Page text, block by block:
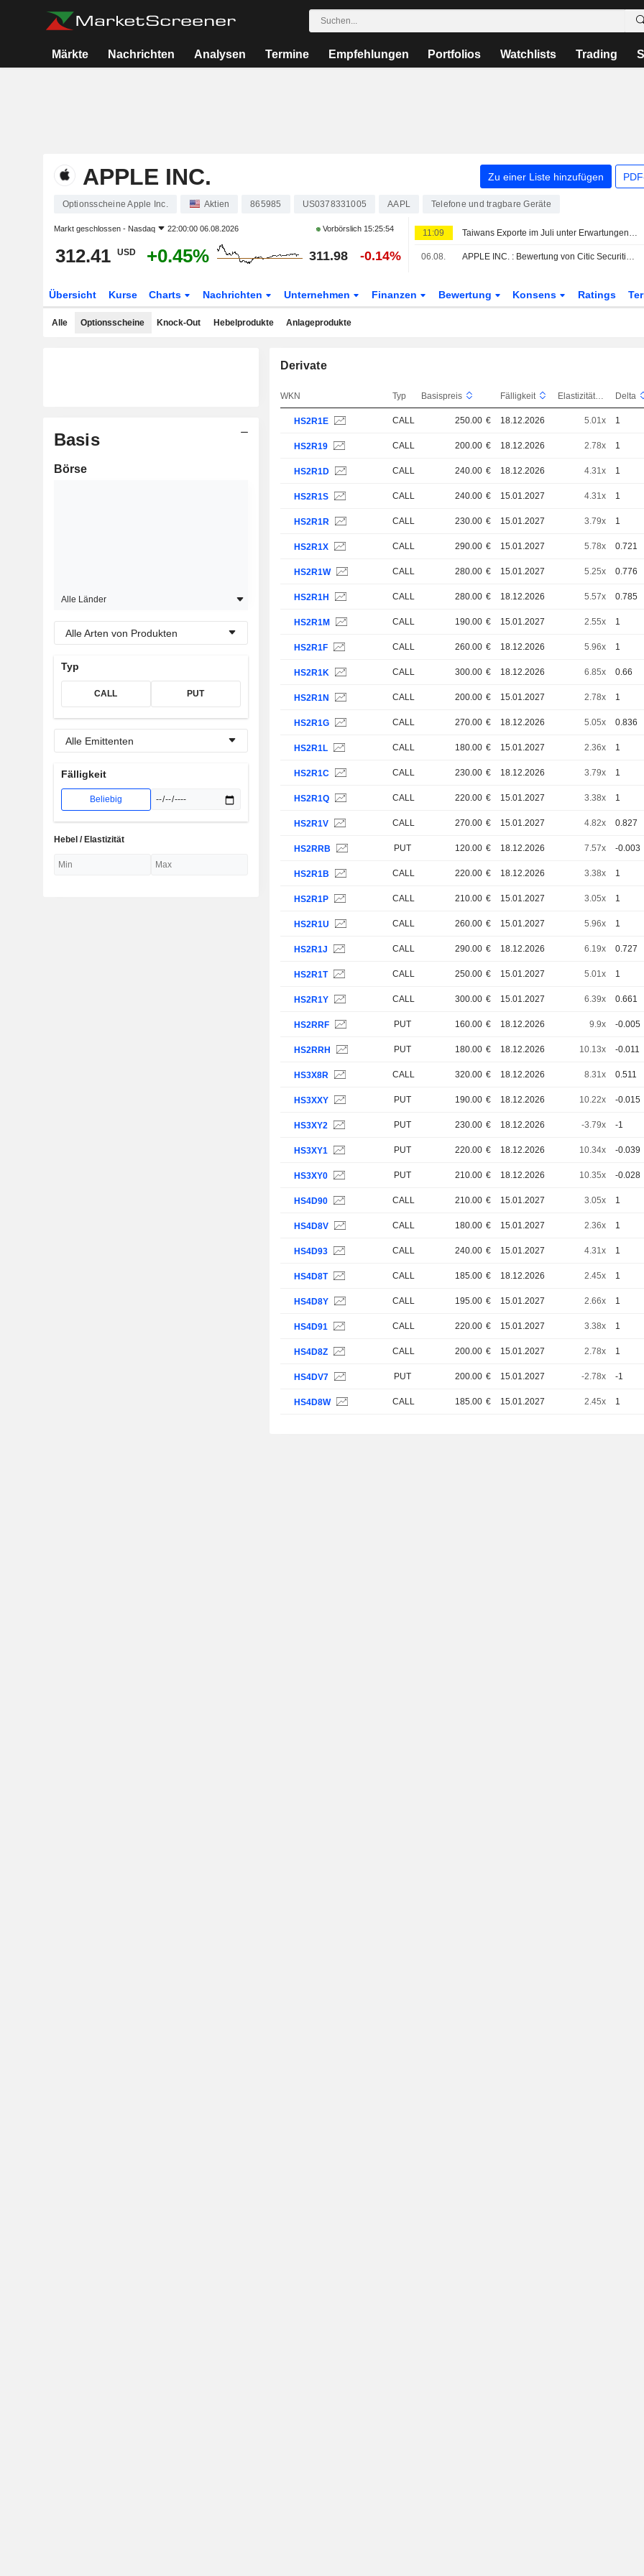
Märkte Nachrichten Analysen Termine Empfehlungen Portfolios Watchlists Trading
APPLE INC. Zu einer Liste hinzufügen
Optionsscheine Apple Inc. Aktien 865985 US0378331005 AAPL Telefone und tragbare Geräte
Markt geschlossen - Nasdaq 22:00:00 06.08.2026 Vorbörslich 15:25:54
312.41 USD +0.45% 311.98 -0.14%
11:09 Taiwans Exporte im Juli unter Erwartungen, doch KI-Nachfrage bleibt robust
06.08. APPLE INC. : Bewertung von Citic Securities kaufen
Übersicht Kurse Charts Nachrichten Unternehmen Finanzen Bewertung Konsens Ratings
Alle Optionsscheine Knock-Out Hebelprodukte Anlageprodukte
Basis
Börse
Alle Länder
Alle Arten von Produkten
Typ
CALL PUT
Alle Emittenten
Fälligkeit
Beliebig
Hebel / Elastizität
Derivate
WKN Typ Basispreis Fälligkeit Elastizität Delta
HS2R1E CALL 250.00 € 18.12.2026 5.01x 1
HS2R19 CALL 200.00 € 18.12.2026 2.78x 1
HS2R1D CALL 240.00 € 18.12.2026 4.31x 1
HS2R1S CALL 240.00 € 15.01.2027 4.31x 1
HS2R1R CALL 230.00 € 15.01.2027 3.79x 1
HS2R1X CALL 290.00 € 15.01.2027 5.78x 0.721
HS2R1W CALL 280.00 € 15.01.2027 5.25x 0.776
HS2R1H CALL 280.00 € 18.12.2026 5.57x 0.785
HS2R1M CALL 190.00 € 15.01.2027 2.55x 1
HS2R1F CALL 260.00 € 18.12.2026 5.96x 1
HS2R1K CALL 300.00 € 18.12.2026 6.85x 0.66
HS2R1N CALL 200.00 € 15.01.2027 2.78x 1
HS2R1G CALL 270.00 € 18.12.2026 5.05x 0.836
HS2R1L CALL 180.00 € 15.01.2027 2.36x 1
HS2R1C CALL 230.00 € 18.12.2026 3.79x 1
HS2R1Q CALL 220.00 € 15.01.2027 3.38x 1
HS2R1V CALL 270.00 € 15.01.2027 4.82x 0.827
HS2RRB PUT 120.00 € 18.12.2026 7.57x -0.003
HS2R1B CALL 220.00 € 18.12.2026 3.38x 1
HS2R1P CALL 210.00 € 15.01.2027 3.05x 1
HS2R1U CALL 260.00 € 15.01.2027 5.96x 1
HS2R1J CALL 290.00 € 18.12.2026 6.19x 0.727
HS2R1T CALL 250.00 € 15.01.2027 5.01x 1
HS2R1Y CALL 300.00 € 15.01.2027 6.39x 0.661
HS2RRF PUT 160.00 € 18.12.2026 9.9x -0.005
HS2RRH PUT 180.00 € 18.12.2026 10.13x -0.011
HS3X8R CALL 320.00 € 18.12.2026 8.31x 0.511
HS3XXY PUT 190.00 € 18.12.2026 10.22x -0.015
HS3XY2 PUT 230.00 € 18.12.2026 -3.79x -1
HS3XY1 PUT 220.00 € 18.12.2026 10.34x -0.039
HS3XY0 PUT 210.00 € 18.12.2026 10.35x -0.028
HS4D90 CALL 210.00 € 15.01.2027 3.05x 1
HS4D8V CALL 180.00 € 15.01.2027 2.36x 1
HS4D93 CALL 240.00 € 15.01.2027 4.31x 1
HS4D8T CALL 185.00 € 18.12.2026 2.45x 1
HS4D8Y CALL 195.00 € 15.01.2027 2.66x 1
HS4D91 CALL 220.00 € 15.01.2027 3.38x 1
HS4D8Z CALL 200.00 € 15.01.2027 2.78x 1
HS4DV7 PUT 200.00 € 15.01.2027 -2.78x -1
HS4D8W CALL 185.00 € 15.01.2027 2.45x 1